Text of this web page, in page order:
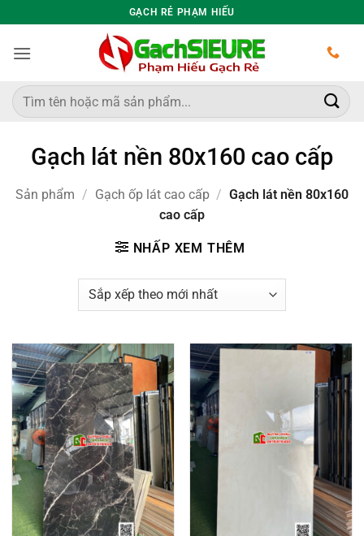
qua
nội
GẠCH RẺ PHẠM HIẾU
Tìm
kiếm:
Gạch lát nền 80x160 cao cấp
Sản phẩm / Gạch ốp lát cao cấp / Gạch lát nền 80x160
cao cấp
NHẤP XEM THÊM